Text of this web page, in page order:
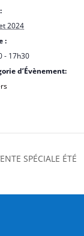
2024
:
- 17h30
d’Évènement:
SPÉCIALE ÉTÉ